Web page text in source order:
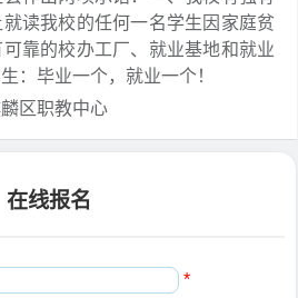
读我校的任何一名学生因家庭贫
靠的校办工厂、就业基地和就业
：毕业一个，就业一个！
区职教中心
在线报名
*